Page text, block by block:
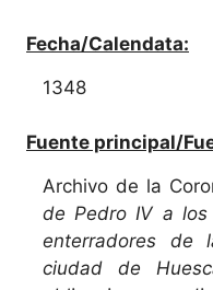
Fecha/Calendata:
1348
Fuente principal/
Archivo de la
de Pedro IV a
enterradores
ciudad de